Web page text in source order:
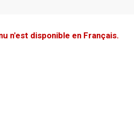
n'est disponible en Français.